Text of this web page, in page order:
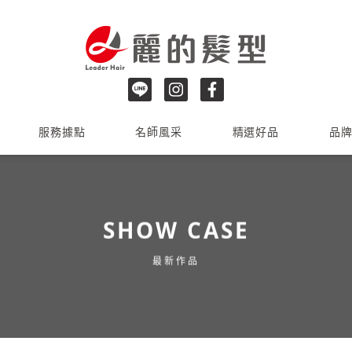
服務據點 名師風采 精選好品 品
SHOW CASE
最新作品